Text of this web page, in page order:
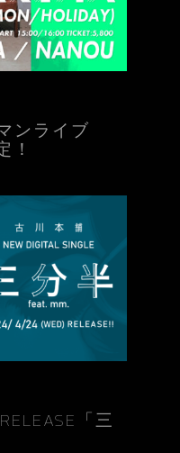
ンライブ
！
「三